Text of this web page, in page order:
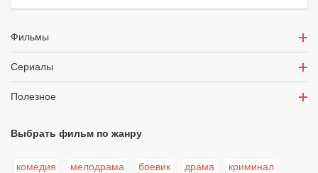
Фильмы
Сериалы
Полезное
Выбрать фильм по жанру
комедия мелодрама боевик драма
криминал